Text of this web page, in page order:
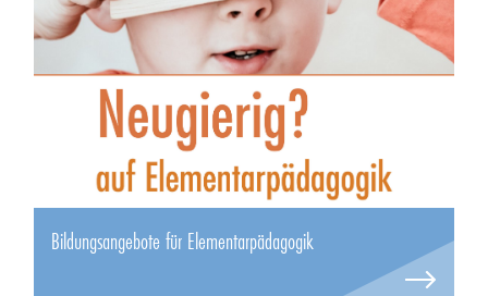
Bildungsangebote für Elementarpädagogik